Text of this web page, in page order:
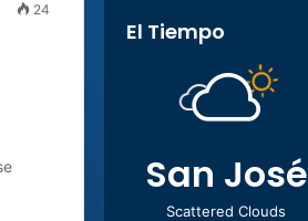
24
El Tiempo
San José
Scattered Clouds